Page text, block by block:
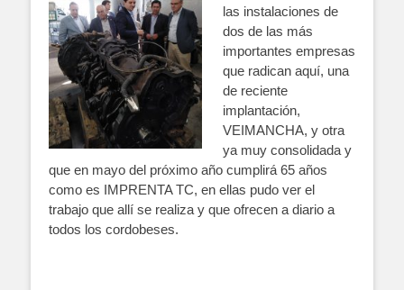
las instalaciones de
dos de las más
importantes empresas
que radican aquí, una
de reciente
implantación,
VEIMANCHA, y otra
ya muy consolidada y
que en mayo del próximo año cumplirá 65 años
como es IMPRENTA TC, en ellas pudo ver el
trabajo que allí se realiza y que ofrecen a diario a
todos los cordobeses.